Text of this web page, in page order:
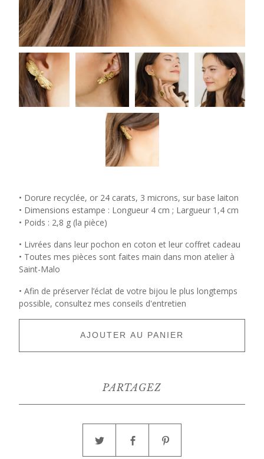
• Dorure recyclée, or 24 carats, 3 microns, sur base laiton
• Dimensions estampe : Longueur 4 cm ; Largueur 1,4 cm
• Poids : 2,8 g (la pièce)
• Livrées dans leur pochon en coton et leur coffret cadeau
• Toutes mes pièces sont faites main dans mon atelier à
Saint-Malo
• Afin de préserver l’éclat de votre bijou le plus longtemps
possible, consultez mes conseils d'entretien
AJOUTER AU PANIER
PARTAGEZ